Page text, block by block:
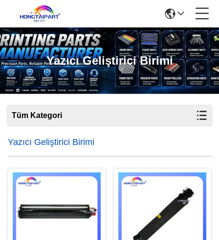
Yazıcı Geliştirici Birimi
Tüm Kategori
Yazıcı Geliştirici Birimi